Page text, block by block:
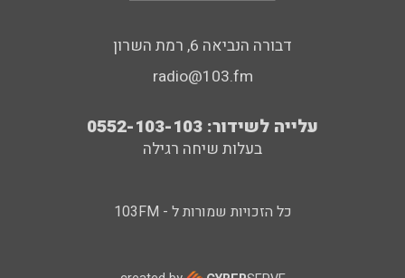
דבורה הנביאה 6, רמת השרון
radio@103.fm
עלייה לשידור: 0552-103-103
בעלות שיחה רגילה
כל הזכויות שמורות ל - 103FM